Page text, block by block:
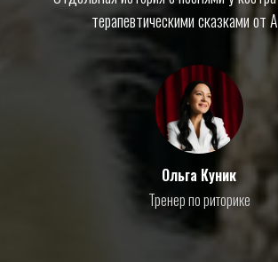
терапевтическими сказками от
Ольга Куник
Тренер по риторике